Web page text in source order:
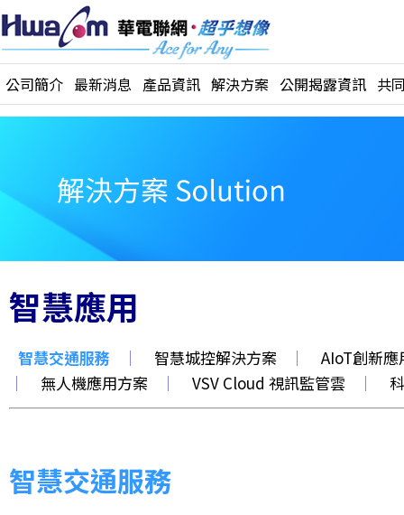
公司簡介 最新消息 產品資訊 解決方案 公開揭露資訊 共
智慧應用
智慧交通服務 ｜ 智慧城控解決方案 ｜
AIoT創新
｜
無人機應用方案 ｜ VSV Cloud 視訊監管雲 ｜
智慧交通服務